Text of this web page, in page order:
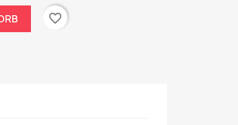
favorite_border